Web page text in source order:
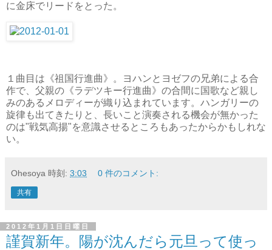
に金床でリードをとった。
１曲目は《祖国行進曲》。ヨハンとヨゼフの兄弟による合
作で、父親の《ラデツキー行進曲》の合間に国歌など親し
みのあるメロディーが織り込まれています。ハンガリーの
旋律も出てきたりと、長いこと演奏される機会が無かった
のは"戦気高揚"を意識させるところもあったからかもしれな
い。
Ohesoya 時刻: 3:03 0 件のコメント:
共有
2012年1月1日日曜日
謹賀新年。陽が沈んだら元旦って使っ